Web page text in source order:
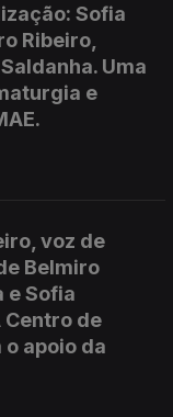
Sofia
Ribeiro,
Uma
e
voz de
Belmiro
e Sofia
Centro de
apoio da